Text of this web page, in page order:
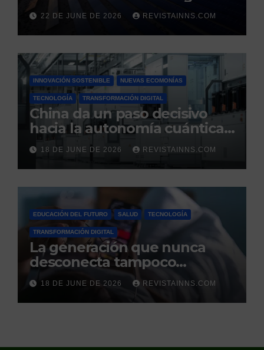
la nueva columna vertebral
de la estabilidad del sistema
eléctrico español
22 DE JUNE DE 2026 REVISTAINNS.COM
INNOVACIÓN SOSTENIBLE NUEVAS ECOMONÍAS
TECNOLOGÍA TRANSFORMACIÓN DIGITAL
China da un paso decisivo
hacia la autonomía cuántica:
produce por primera vez el
silicio ultrapuro que sus
competidores controlaban
18 DE JUNE DE 2026 REVISTAINNS.COM
EDUCACIÓN DEL FUTURO SALUD TECNOLOGÍA
TRANSFORMACIÓN DIGITAL
La generación que nunca
desconecta tampoco
duerme
18 DE JUNE DE 2026 REVISTAINNS.COM